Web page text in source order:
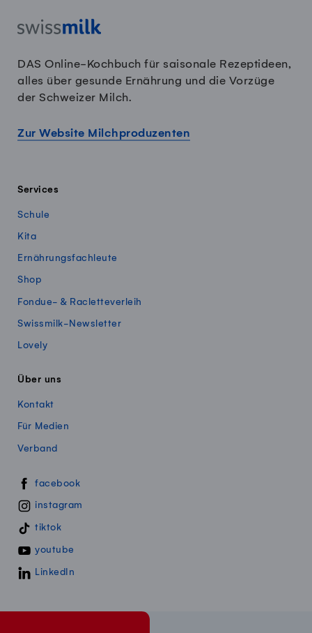
DAS Online-Kochbuch für saisonale Rezeptideen,
alles über gesunde Ernährung und die Vorzüge
der Schweizer Milch.
Zur Website Milchproduzenten
Services
Schule
Kita
Ernährungsfachleute
Shop
Fondue- & Racletteverleih
Swissmilk-Newsletter
Lovely
Über uns
Kontakt
Für Medien
Verband
Swissmillk auf Social Media
facebook
instagram
tiktok
youtube
LinkedIn